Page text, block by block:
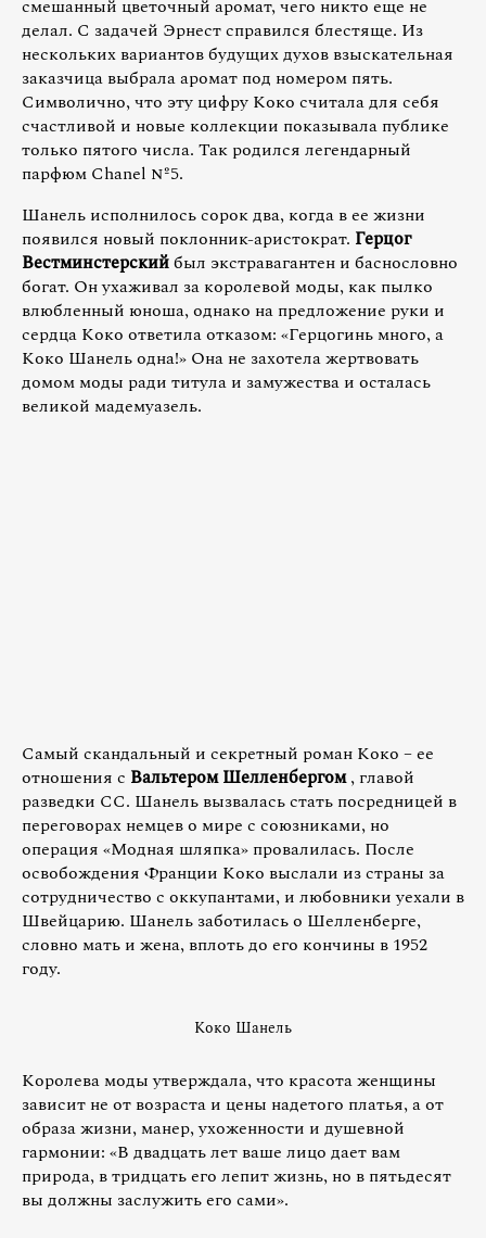
смешанный цветочный аромат, чего никто еще не
делал. С задачей Эрнест справился блестяще. Из
нескольких вариантов будущих духов взыскательная
заказчица выбрала аромат под номером пять.
Символично, что эту цифру Коко считала для себя
счастливой и новые коллекции показывала публике
только пятого числа. Так родился легендарный
парфюм Chanel №5.
Шанель исполнилось сорок два, когда в ее жизни
появился новый поклонник-аристократ. Герцог
Вестминстерскийбыл экстравагантен и баснословно
богат. Он ухаживал за королевой моды, как пылко
влюбленный юноша, однако на предложение руки и
сердца Коко ответила отказом: «Герцогинь много, а
Коко Шанель одна!» Она не захотела жертвовать
домом моды ради титула и замужества и осталась
великой мадемуазель.
Самый скандальный и секретный роман Коко – ее
отношения с Вальтером Шелленбергом, главой
разведки СС. Шанель вызвалась стать посредницей в
переговорах немцев о мире с союзниками, но
операция «Модная шляпка» провалилась. После
освобождения Франции Коко выслали из страны за
сотрудничество с оккупантами, и любовники уехали в
Швейцарию. Шанель заботилась о Шелленберге,
словно мать и жена, вплоть до его кончины в 1952
году.
Коко Шанель
Королева моды утверждала, что красота женщины
зависит не от возраста и цены надетого платья, а от
образа жизни, манер, ухоженности и душевной
гармонии: «В двадцать лет ваше лицо дает вам
природа, в тридцать его лепит жизнь, но в пятьдесят
вы должны заслужить его сами».